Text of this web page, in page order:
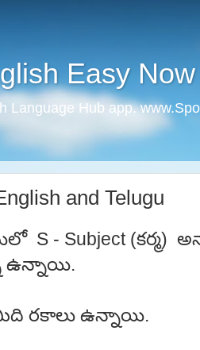
Easy Now
Language Hub app.
and Telugu
S - Subject (కర్మ)
ఉన్నాయి.
రకాలు ఉన్నాయి.